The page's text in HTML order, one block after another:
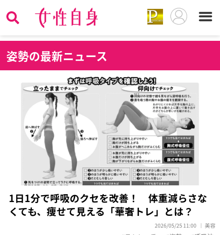
姿勢の最新ニュース
1日1分で呼吸のクセを改善！ 体重減らさな
くても、痩せて見える「華奢トレ」とは？
2026/05/25 11:00 美容